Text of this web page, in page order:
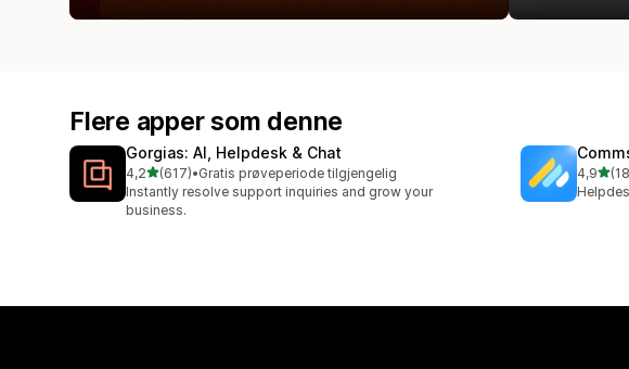
Flere apper som denne
Gorgias: AI, Helpdesk & Chat
4,2av 5 stjerner
(617)
Totalt 617 omtaler
•Gratis prøveperiode tilgjengelig
Instantly resolve support inquiries and grow your
business.
4,9av 5
Totalt